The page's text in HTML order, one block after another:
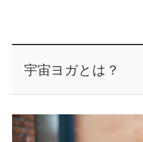
宇宙ヨガとは？